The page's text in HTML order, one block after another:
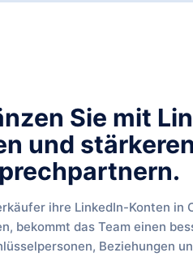
Sie mit
und stärkeren
ihre LinkedIn-Konten in
bekommt das Team einen
Beziehungen